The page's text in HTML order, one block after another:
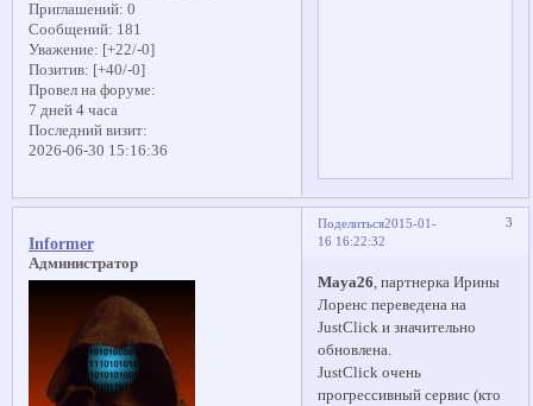
Приглашений: 0
Сообщений: 181
Уважение: [+22/-0]
Позитив: [+40/-0]
Провел на форуме:
7 дней 4 часа
Последний визит:
2026-06-30 15:16:36
Поделиться 3
2015-01-
16 16:22:32
Informer
Администратор
Maya26, партнерка Ирины
Лоренс переведена на
JustClick и значительно
обновлена.
JustClick очень
прогрессивный сервис (кто